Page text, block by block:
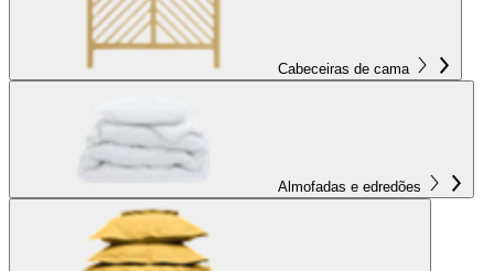
Cabeceiras de cama
Almofadas e edredões